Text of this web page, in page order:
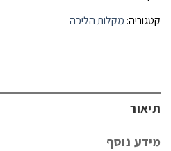
קטגוריה: מקלות הליכה
תיאור
מידע נוסף